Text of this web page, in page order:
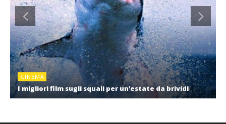
CINEMA
I migliori film sugli squali per un’estate da brividi